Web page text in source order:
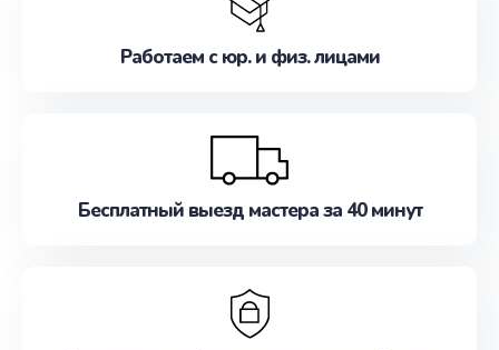
Работаем с юр. и физ. лицами
Бесплатный выезд мастера за 40 минут